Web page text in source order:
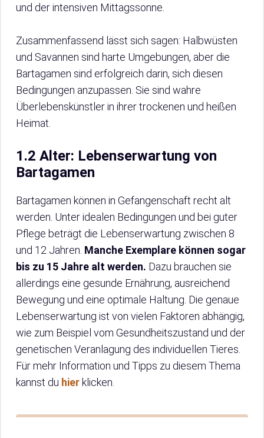
und der intensiven Mittagssonne.
Zusammenfassend lässt sich sagen: Halbwüsten
und Savannen sind harte Umgebungen, aber die
Bartagamen sind erfolgreich darin, sich diesen
Bedingungen anzupassen. Sie sind wahre
Überlebenskünstler in ihrer trockenen und heißen
Heimat.
1.2 Alter: Lebenserwartung von
Bartagamen
Bartagamen können in Gefangenschaft recht alt
werden. Unter idealen Bedingungen und bei guter
Pflege beträgt die Lebenserwartung zwischen 8
und 12 Jahren. Manche Exemplare können sogar
bis zu 15 Jahre alt werden. Dazu brauchen sie
allerdings eine gesunde Ernährung, ausreichend
Bewegung und eine optimale Haltung. Die genaue
Lebenserwartung ist von vielen Faktoren abhängig,
wie zum Beispiel vom Gesundheitszustand und der
genetischen Veranlagung des individuellen Tieres.
Für mehr Information und Tipps zu diesem Thema
kannst du hier klicken.